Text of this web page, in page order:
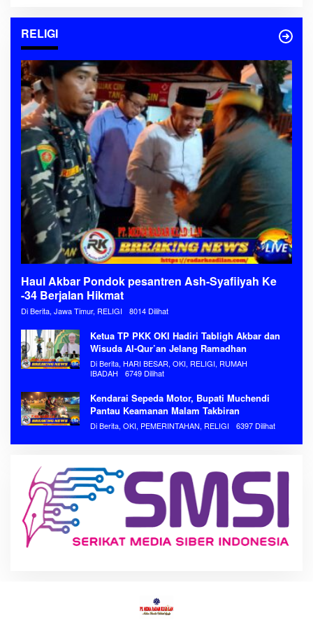
RELIGI
Haul Akbar Pondok pesantren Ash-Syafiiyah Ke
-34 Berjalan Hikmat
Di Berita, Jawa Timur, RELIGI 8014 Dilihat
Ketua TP PKK OKI Hadiri Tabligh Akbar dan
Wisuda Al-Qur’an Jelang Ramadhan
Di Berita, HARI BESAR, OKI, RELIGI, RUMAH
IBADAH
6749 Dilihat
Kendarai Sepeda Motor, Bupati Muchendi
Pantau Keamanan Malam Takbiran
Di Berita, OKI, PEMERINTAHAN, RELIGI 6397 Dilihat